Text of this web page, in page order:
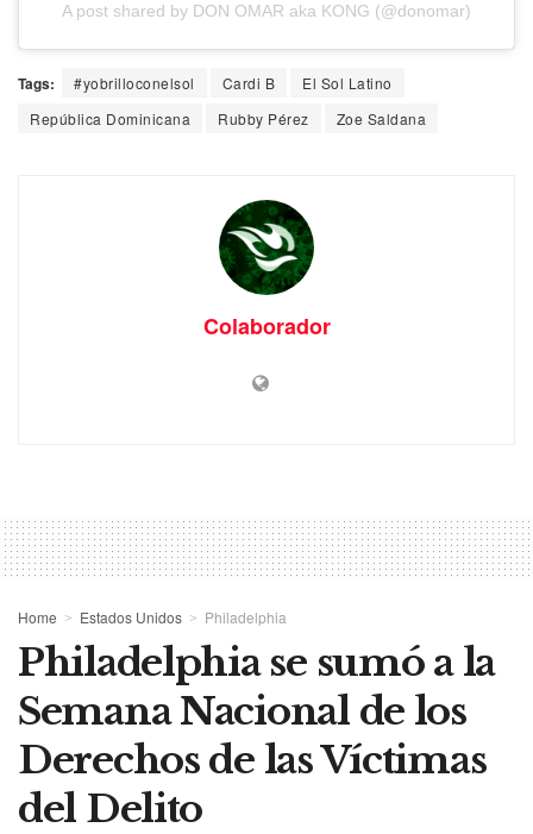
A post shared by DON OMAR aka KONG (@donomar)
Tags: #yobrilloconelsol Cardi B
El Sol Latino
República Dominicana
Rubby Pérez Zoe Saldana
Colaborador
Home Estados Unidos Philadelphia
Philadelphia se sumó a la
Semana Nacional de los
Derechos de las Víctimas
del Delito